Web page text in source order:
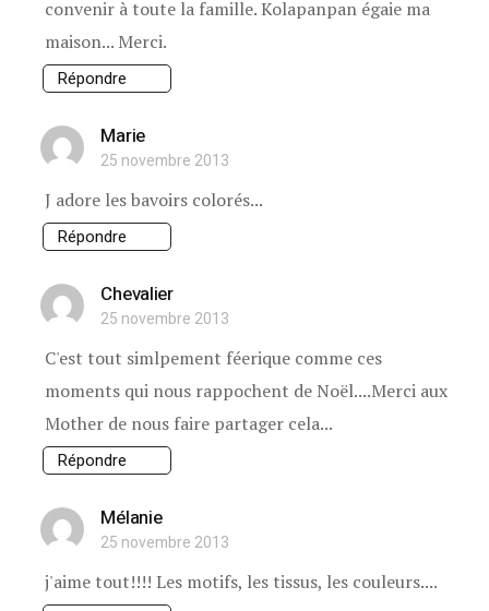
convenir à toute la famille. Kolapanpan égaie ma
maison... Merci.
Répondre
Marie
25 novembre 2013
J adore les bavoirs colorés...
Répondre
Chevalier
25 novembre 2013
C'est tout simlpement féerique comme ces
moments qui nous rappochent de Noël....Merci aux
Mother de nous faire partager cela...
Répondre
Mélanie
25 novembre 2013
j'aime tout!!!! Les motifs, les tissus, les couleurs....